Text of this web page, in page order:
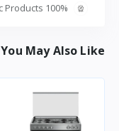
100% Authentic Products
You May Also Like